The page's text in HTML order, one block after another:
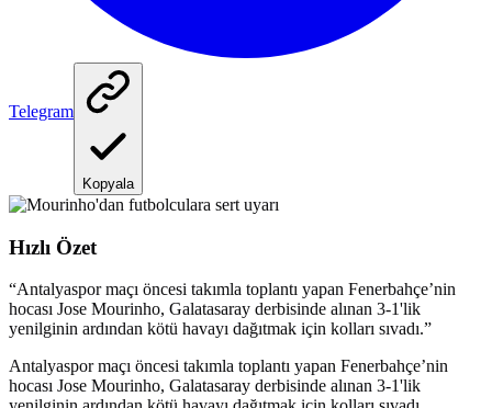
Telegram
Kopyala
Hızlı Özet
“Antalyaspor maçı öncesi takımla toplantı yapan Fenerbahçe’nin
hocası Jose Mourinho, Galatasaray derbisinde alınan 3-1'lik
yenilginin ardından kötü havayı dağıtmak için kolları sıvadı.”
Antalyaspor maçı öncesi takımla toplantı yapan Fenerbahçe’nin
hocası Jose Mourinho, Galatasaray derbisinde alınan 3-1'lik